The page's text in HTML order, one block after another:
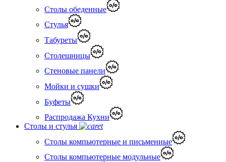
Столы обеденные
Стулья
Табуреты
Столешницы
Стеновые панели
Мойки и сушки
Буфеты
Распродажа Кухни
Столы и стулья
Столы компьютерные и письменные
Столы компьютерные модульные